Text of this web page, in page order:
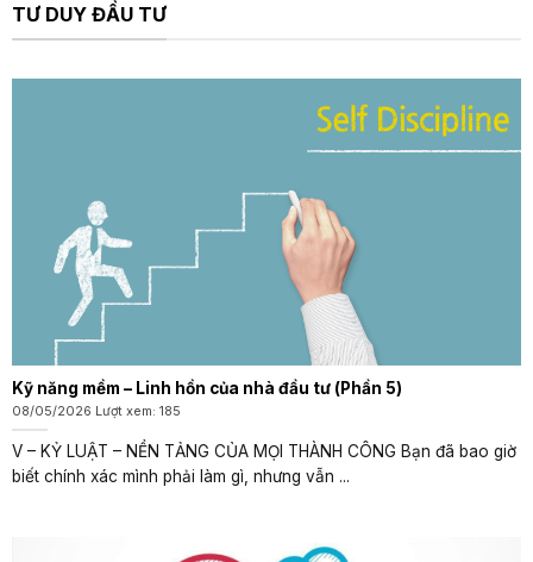
TƯ DUY ĐẦU TƯ
Kỹ năng mềm – Linh hồn của nhà đầu tư (Phần 5)
08/05/2026 Lượt xem: 185
V – KỶ LUẬT – NỀN TẢNG CỦA MỌI THÀNH CÔNG Bạn đã bao giờ
biết chính xác mình phải làm gì, nhưng vẫn ...